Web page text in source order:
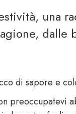
una
dalle
di sapore e
preoccupatevi